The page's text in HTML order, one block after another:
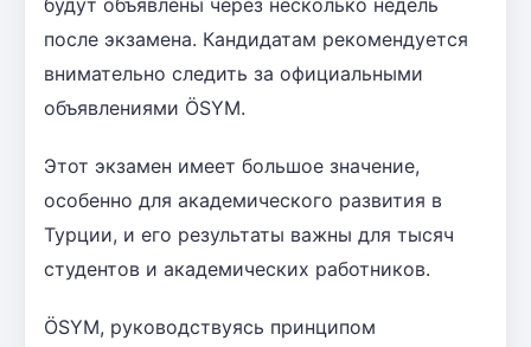
после экзамена. Кандидатам рекомендуется
внимательно следить за официальными
объявлениями ÖSYM.
Этот экзамен имеет большое значение,
особенно для академического развития в
Турции, и его результаты важны для тысяч
студентов и академических работников.
ÖSYM, руководствуясь принципом